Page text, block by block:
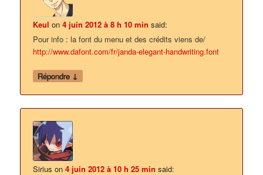
Keul on4 juin 2012 à 8 h 10 min said:
Pour info : la font du menu et des crédits viens de/
http://www.dafont.com/fr/janda-elegant-handwriting.font
Répondre ↓
Sirius on4 juin 2012 à 10 h 25 min said: